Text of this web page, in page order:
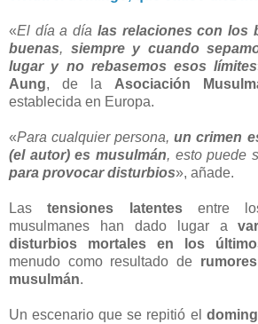
«El día a día las relaciones con los
buenas, siempre y cuando
lugar y no rebasemos esos límites
Aung, de la Asociación
establecida en Europa.
«Para cualquier persona,un crimen
(el autor) es musulmán, esto puede
para provocar disturbios», añade.
Lastensiones latentesentre
musulmanes han dado lugar a
disturbios mortales en los
menudo como resultado de
musulmán.
Un escenario que se repitió el